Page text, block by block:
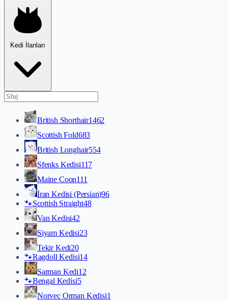
Kedi İlanları
British Shorthair1462
Scottish Fold683
British Longhair554
Sfenks Kedisi117
Maine Coon111
İran Kedisi (Persian)96
🐾Scottish Straight48
Van Kedisi42
Siyam Kedisi23
Tekir Kedi20
🐾Ragdoll Kedisi14
Sarman Kedi12
🐾Bengal Kedisi5
Norveç Orman Kedisi1